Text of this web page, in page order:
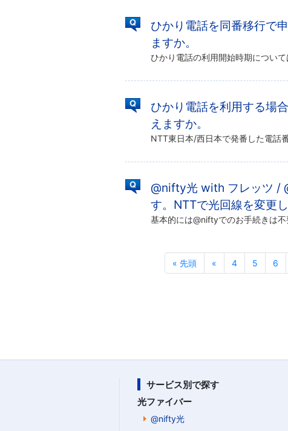
ひかり電話を同番移行で
ますか。
ひかり電話を利用する場
えますか。
@nifty光 with フレッツ /
す。NTTで光回線を変更
« 先頭 « 4 5 6
サービス別で探す
光ファイバー
@nifty光